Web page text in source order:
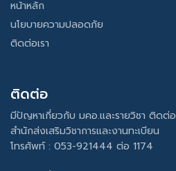
หน้าหลัก
นโยบายความปลอดภัย
ติดต่อเรา
ติดต่อ
มีปัญหาเกี่ยวกับ มคอ.และรายวิชา ติดต่อ
สำนักส่งเสริมวิชาการและงานทะเบียน
โทรศัพท์ : 053-921444 ต่อ 1174